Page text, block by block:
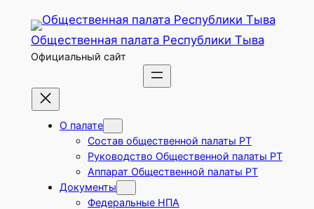
Перейти
содержимому
Общественная палата Республики Тыва
Официальный сайт
О палате
Состав общественной палаты РТ
Руководство Общественной палаты РТ
Аппарат Общественной палаты РТ
Документы
Федеральные НПА